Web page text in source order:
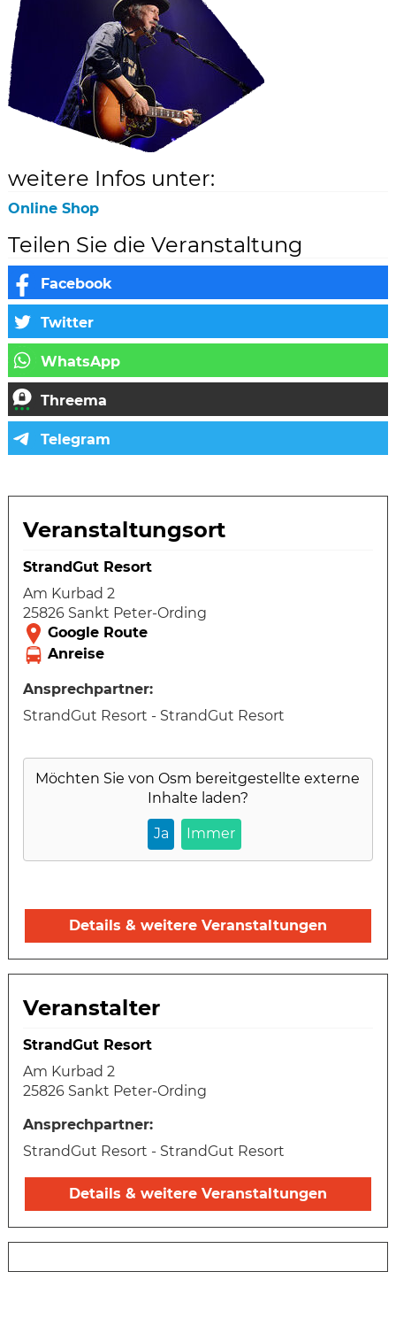
weitere Infos unter:
Online Shop
Teilen Sie die Veranstaltung
Veranstaltungsort
StrandGut Resort
Am Kurbad 2
25826 Sankt Peter-Ording
Ansprechpartner:
StrandGut Resort - StrandGut Resort
Möchten Sie vonOsm bereitgestellte externe
Inhalte laden?
Ja Immer
Details & weitere Veranstaltungen
Veranstalter
StrandGut Resort
Am Kurbad 2
25826 Sankt Peter-Ording
Ansprechpartner:
StrandGut Resort - StrandGut Resort
Details & weitere Veranstaltungen